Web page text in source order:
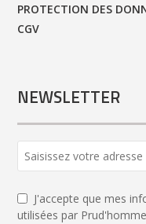
PROTECTION DES
CGV
NEWSLETTER
J'accepte que mes
utilisées par